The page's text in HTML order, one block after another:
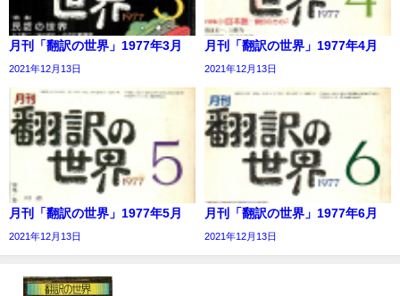
月刊「翻訳の世界」1977年3月
2021年12月13日
月刊「翻訳の世界」1977年4月
2021年12月13日
月刊「翻訳の世界」1977年5月
2021年12月13日
月刊「翻訳の世界」1977年6月
2021年12月13日